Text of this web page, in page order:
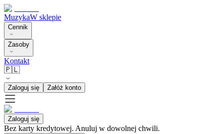
MuzykaW sklepie
Cennik
Zasoby
Kontakt
🇵🇱
Zaloguj się Załóż konto
Zaloguj się
Bez karty kredytowej. Anuluj w dowolnej chwili.